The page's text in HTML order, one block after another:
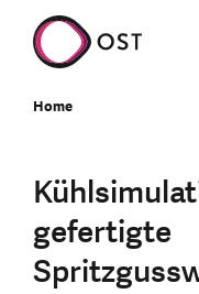
Home
gefertigte